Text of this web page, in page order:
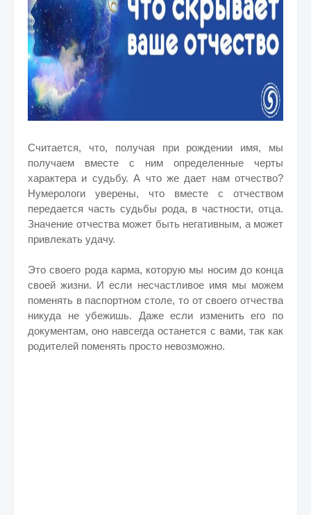
Считается, что, получая при рождении имя, мы
получаем вместе с ним определенные черты
характера и судьбу. А что же дает нам отчество?
Нумерологи уверены, что вместе с отчеством
передается часть судьбы рода, в частности, отца.
Значение отчества может быть негативным, а может
привлекать удачу.
Это своего рода карма, которую мы носим до конца
своей жизни. И если несчастливое имя мы можем
поменять в паспортном столе, то от своего отчества
никуда не убежишь. Даже если изменить его по
документам, оно навсегда останется с вами, так как
родителей поменять просто невозможно.